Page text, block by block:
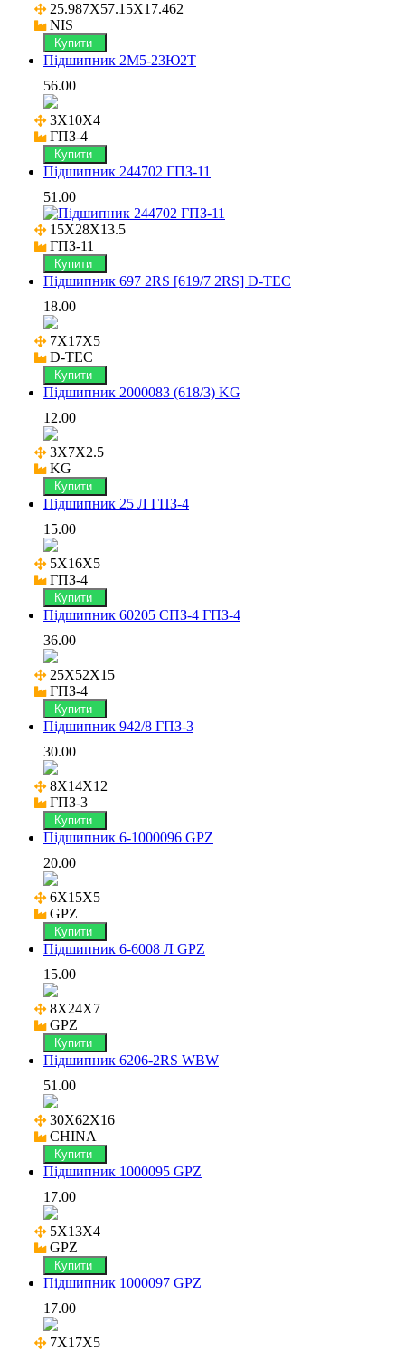
25.987X57.15X17.462
NIS
Купити
Підшипник 2М5-23Ю2Т
56.00
3X10X4
ГПЗ-4
Купити
Підшипник 244702 ГПЗ-11
51.00
15X28X13.5
ГПЗ-11
Купити
Підшипник 697 2RS [619/7 2RS] D-TEC
18.00
7X17X5
D-TEC
Купити
Підшипник 2000083 (618/3) KG
12.00
3X7X2.5
KG
Купити
Підшипник 25 Л ГПЗ-4
15.00
5X16X5
ГПЗ-4
Купити
Підшипник 60205 СПЗ-4 ГПЗ-4
36.00
25X52X15
ГПЗ-4
Купити
Підшипник 942/8 ГПЗ-3
30.00
8X14X12
ГПЗ-3
Купити
Підшипник 6-1000096 GPZ
20.00
6X15X5
GPZ
Купити
Підшипник 6-6008 Л GPZ
15.00
8X24X7
GPZ
Купити
Підшипник 6206-2RS WBW
51.00
30X62X16
CHINA
Купити
Підшипник 1000095 GPZ
17.00
5X13X4
GPZ
Купити
Підшипник 1000097 GPZ
17.00
7X17X5